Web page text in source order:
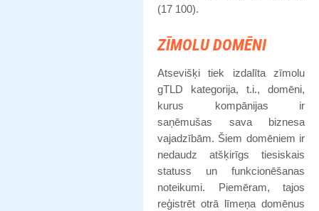
(17 100).
ZĪMOLU DOMĒNI
Atsevišķi tiek izdalīta zīmolu
gTLD kategorija, t.i., domēni,
kurus kompānijas ir
saņēmušas sava biznesa
vajadzībām. Šiem domēniem ir
nedaudz atšķirīgs tiesiskais
statuss un funkcionēšanas
noteikumi. Piemēram, tajos
reģistrēt otrā līmeņa domēnus